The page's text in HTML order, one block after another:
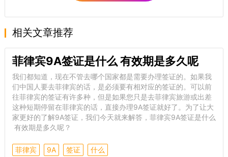
相关文章推荐
菲律宾9A签证是什么 有效期是多久呢
我们都知道，现在不管去哪个国家都是需要办理签证的。如果我
们中国人要去菲律宾的话，是必须要有相对应的签证的。可以前
往菲律宾的签证有许多种，但是如果您只是去菲律宾旅游或出差
这种短期停留在菲律宾的话，直接办理9A签证就好了。为了让大
家更好的了解9A签证，我们今天就来解答，菲律宾9A签证是什么
有效期是多久呢？
菲律宾 9A 签证 什么